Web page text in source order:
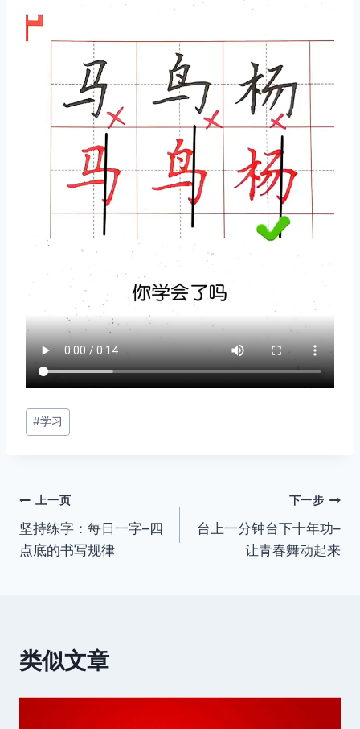
文
章
#学习
文
章
上一页
坚持练字：每日一字–四
点底的书写规律
下一步
台上一分钟台下十年功–
让青春舞动起来
类似文章